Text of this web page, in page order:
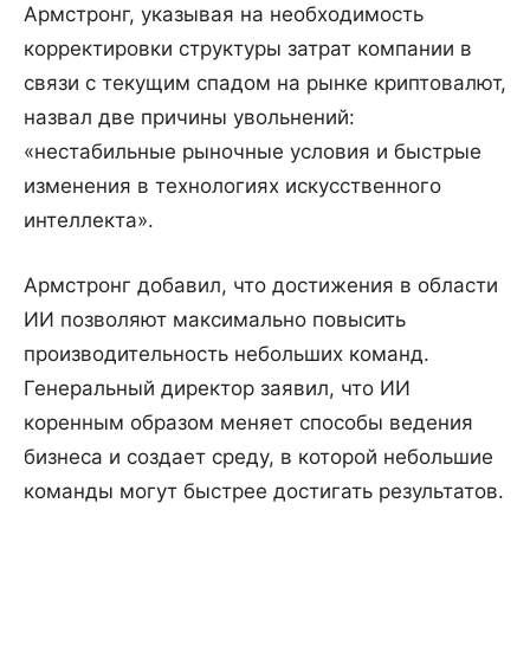
Армстронг, указывая на необходимость
корректировки структуры затрат компании в
связи с текущим спадом на рынке криптовалют,
назвал две причины увольнений:
«нестабильные рыночные условия и быстрые
изменения в технологиях искусственного
интеллекта».
Армстронг добавил, что достижения в области
ИИ позволяют максимально повысить
производительность небольших команд.
Генеральный директор заявил, что ИИ
коренным образом меняет способы ведения
бизнеса и создает среду, в которой небольшие
команды могут быстрее достигать результатов.